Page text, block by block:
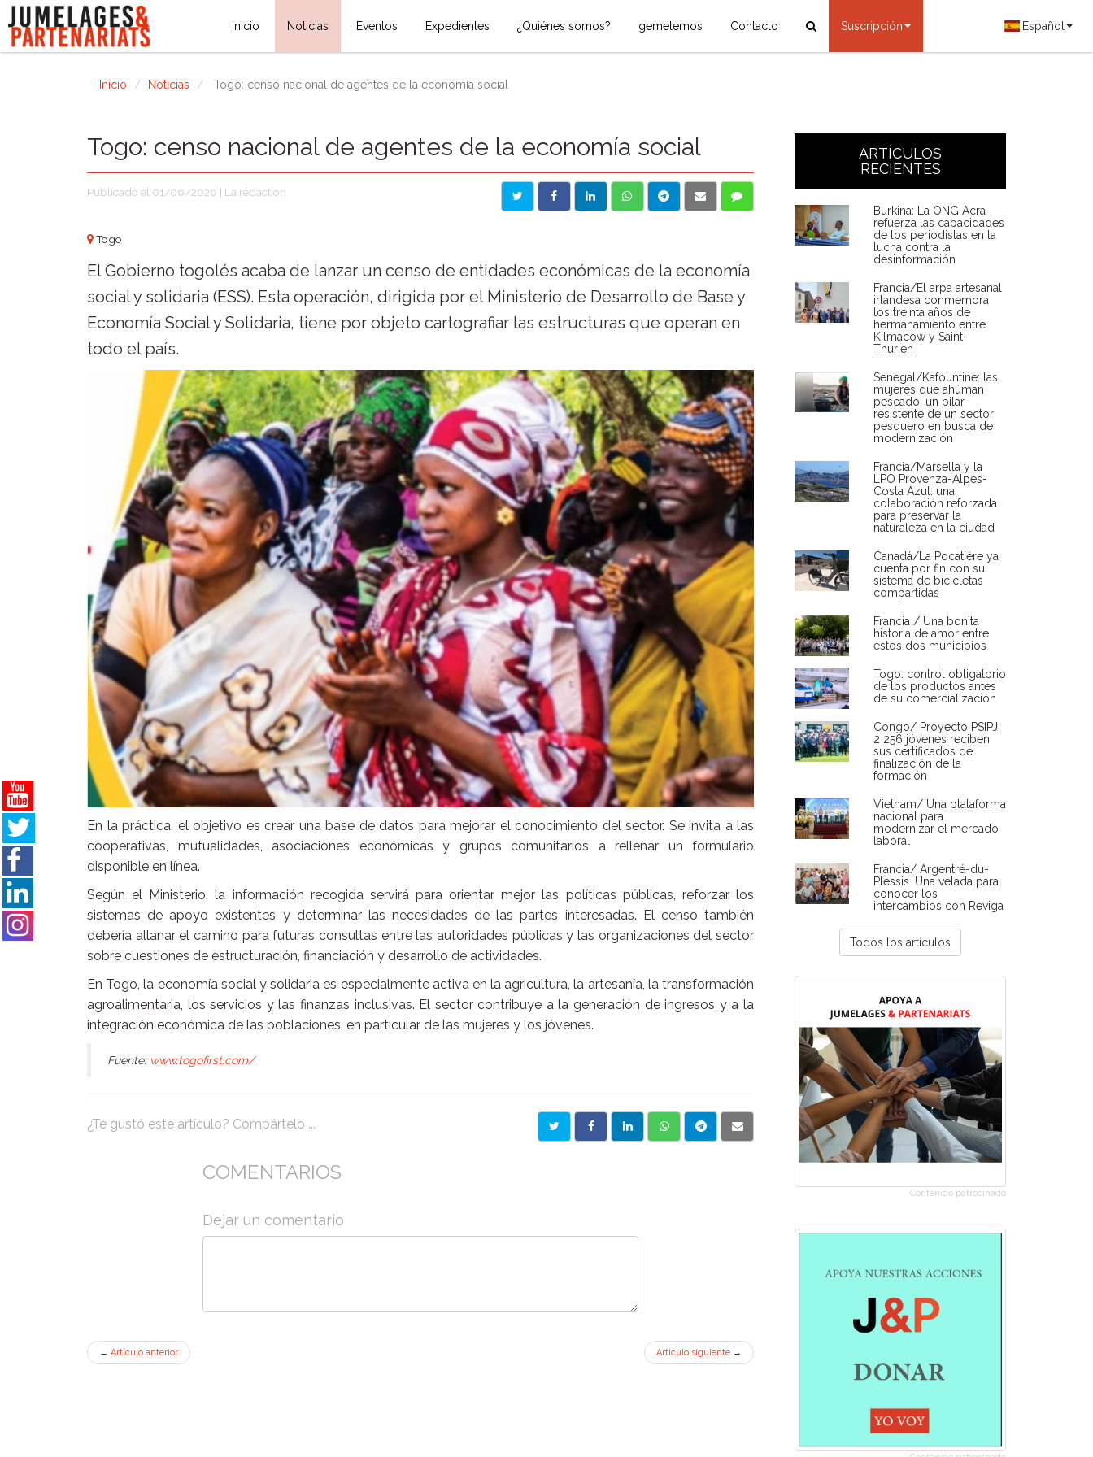
Inicio Noticias Eventos Expedientes ¿Quiénes somos? gemelemos Contacto Suscripción Español
Inicio Noticias Togo: censo nacional de agentes de la economía social
Togo: censo nacional de agentes de la economía social
Publicado el 01/06/2026 | La rédaction
Togo
El Gobierno togolés acaba de lanzar un censo de entidades económicas de la economía
social y solidaria (ESS). Esta operación, dirigida por el Ministerio de Desarrollo de Base y
Economía Social y Solidaria, tiene por objeto cartografiar las estructuras que operan en
todo el país.
En la práctica, el objetivo es crear una base de datos para mejorar el conocimiento del sector. Se invita a las
cooperativas, mutualidades, asociaciones económicas y grupos comunitarios a rellenar un formulario
disponible en línea.
Según el Ministerio, la información recogida servirá para orientar mejor las políticas públicas, reforzar los
sistemas de apoyo existentes y determinar las necesidades de las partes interesadas. El censo también
debería allanar el camino para futuras consultas entre las autoridades públicas y las organizaciones del sector
sobre cuestiones de estructuración, financiación y desarrollo de actividades.
En Togo, la economía social y solidaria es especialmente activa en la agricultura, la artesanía, la transformación
agroalimentaria, los servicios y las finanzas inclusivas. El sector contribuye a la generación de ingresos y a la
integración económica de las poblaciones, en particular de las mujeres y los jóvenes.
Fuente: www.togofirst.com/
¿Te gustó este artículo? Compártelo ...
COMENTARIOS
Dejar un comentario
← Artículo anterior Artículo siguiente →
ARTÍCULOS
RECIENTES
Burkina: La ONG Acra
refuerza las capacidades
de los periodistas en la
lucha contra la
desinformación
Francia/El arpa artesanal
irlandesa conmemora
los treinta años de
hermanamiento entre
Kilmacow y Saint-
Thurien
Senegal/Kafountine: las
mujeres que ahúman
pescado, un pilar
resistente de un sector
pesquero en busca de
modernización
Francia/Marsella y la
LPO Provenza-Alpes-
Costa Azul: una
colaboración reforzada
para preservar la
naturaleza en la ciudad
Canadá/La Pocatière ya
cuenta por fin con su
sistema de bicicletas
compartidas
Francia / Una bonita
historia de amor entre
estos dos municipios
Togo: control obligatorio
de los productos antes
de su comercialización
Congo/ Proyecto PSIPJ:
2 256 jóvenes reciben
sus certificados de
finalización de la
formación
Vietnam/ Una plataforma
nacional para
modernizar el mercado
laboral
Francia/ Argentré-du-
Plessis. Una velada para
conocer los
intercambios con Reviga
Todos los artículos
Contenido patrocinado